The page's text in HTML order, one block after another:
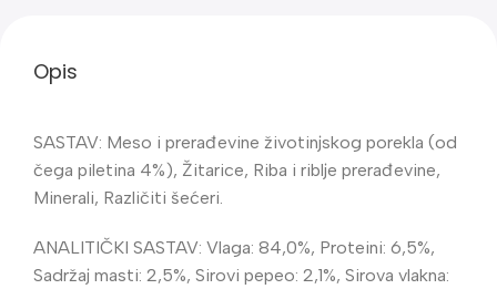
Opis
SASTAV: Meso i prerađevine životinjskog porekla (od
čega piletina 4%), Žitarice, Riba i riblje prerađevine,
Minerali, Različiti šećeri.
ANALITIČKI SASTAV: Vlaga: 84,0%, Proteini: 6,5%,
Sadržaj masti: 2,5%, Sirovi pepeo: 2,1%, Sirova vlakna: